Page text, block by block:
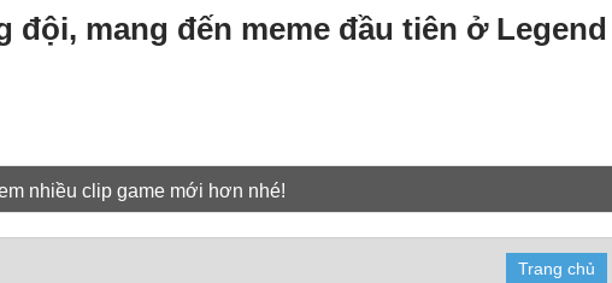
đội, mang đến meme đầu tiên ở
nhiều clip game mới hơn nhé!
Trang chủ